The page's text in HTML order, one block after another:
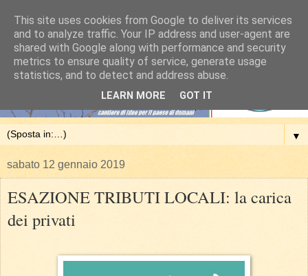
▼
sabato 12 gennaio 2019
ESAZIONE TRIBUTI LOCALI: la carica
dei privati
This site uses cookies from Google to deliver its services
and to analyze traffic. Your IP address and user-agent are
shared with Google along with performance and security
metrics to ensure quality of service, generate usage
statistics, and to detect and address abuse.
LEARN MORE GOT IT